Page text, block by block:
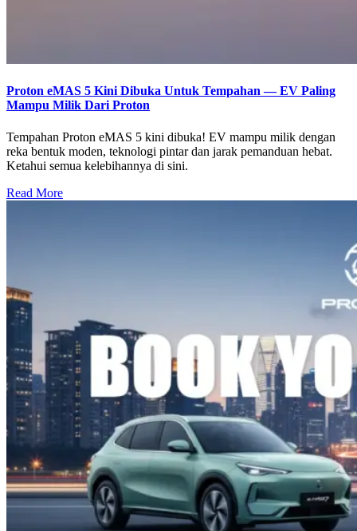
Proton eMAS 5 Kini Dibuka Untuk Tempahan — EV Paling
Mampu Milik Dari Proton
Tempahan Proton eMAS 5 kini dibuka! EV mampu milik dengan
reka bentuk moden, teknologi pintar dan jarak pemanduan hebat.
Ketahui semua kelebihannya di sini.
Read More